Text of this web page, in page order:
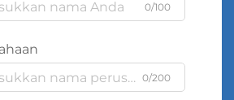
0/100
0/200